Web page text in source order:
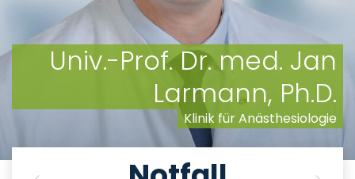
Univ.-Prof. Dr. med. Jan
Larmann, Ph.D.
Klinik für Anästhesiologie